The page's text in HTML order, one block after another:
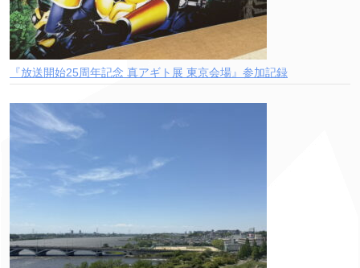
『放送開始25周年記念 真アギト展 東京会場』参加記録